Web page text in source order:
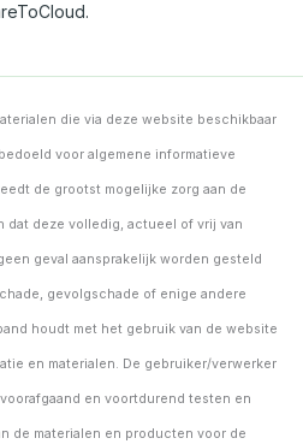
die via deze website beschikbaar
voor algemene informatieve
de grootst mogelijke zorg aan de
dat deze volledig, actueel of vrij van
geval aansprakelijk worden gesteld
gevolgschade of enige andere
houdt met het gebruik van de website
en materialen. De gebruiker/verwerker
en voortdurend testen en
de materialen en producten voor de